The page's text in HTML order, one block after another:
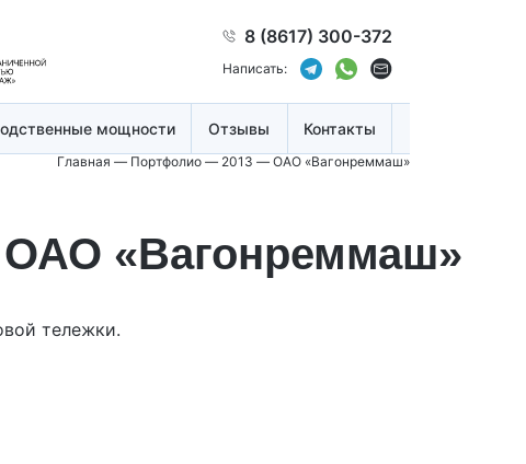
8 (8617) 300-372
Написать:
мощности Отзывы Контакты
Главная — Портфолио — 2013 — ОАО «Вагонреммаш»
ОАО «Вагонреммаш»
тележки.